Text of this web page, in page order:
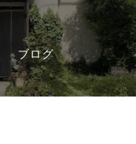
ブログ